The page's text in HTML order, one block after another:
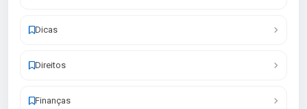
Dicas
Direitos
Finanças